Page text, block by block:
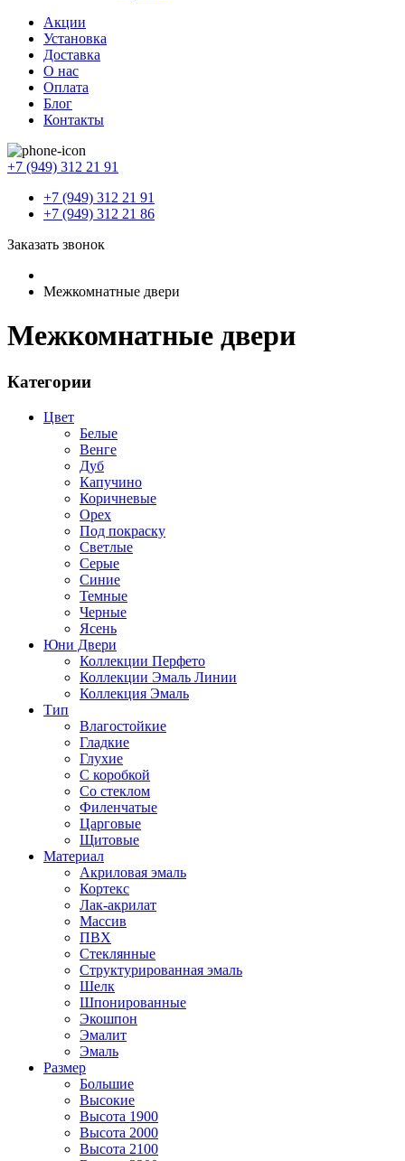
Акции
Установка
Доставка
О нас
Оплата
Блог
Контакты
+7 (949) 312 21 91
+7 (949) 312 21 91
+7 (949) 312 21 86
Заказать звонок
Межкомнатные двери
Межкомнатные двери
Категории
Цвет
Белые
Венге
Дуб
Капучино
Коричневые
Орех
Под покраску
Светлые
Серые
Синие
Темные
Черные
Ясень
Юни Двери
Коллекции Перфето
Коллекции Эмаль Линии
Коллекция Эмаль
Тип
Влагостойкие
Гладкие
Глухие
С коробкой
Со стеклом
Филенчатые
Царговые
Щитовые
Материал
Акриловая эмаль
Кортекс
Лак-акрилат
Массив
ПВХ
Стеклянные
Структурированная эмаль
Шелк
Шпонированные
Экошпон
Эмалит
Эмаль
Размер
Большие
Высокие
Высота 1900
Высота 2000
Высота 2100